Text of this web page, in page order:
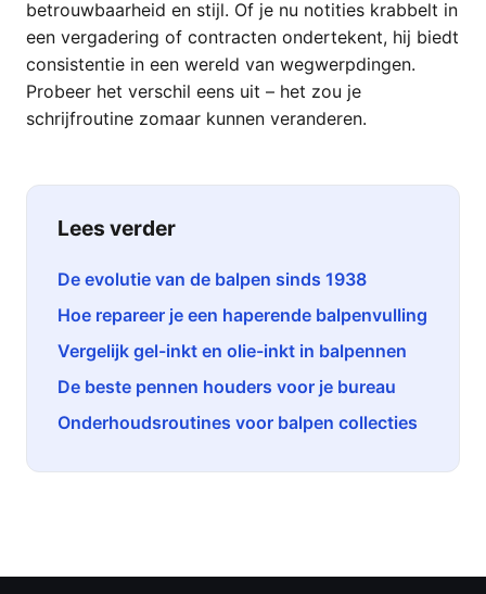
betrouwbaarheid en stijl. Of je nu notities krabbelt in
een vergadering of contracten ondertekent, hij biedt
consistentie in een wereld van wegwerpdingen.
Probeer het verschil eens uit – het zou je
schrijfroutine zomaar kunnen veranderen.
Lees verder
De evolutie van de balpen sinds 1938
Hoe repareer je een haperende balpenvulling
Vergelijk gel-inkt en olie-inkt in balpennen
De beste pennen houders voor je bureau
Onderhoudsroutines voor balpen collecties